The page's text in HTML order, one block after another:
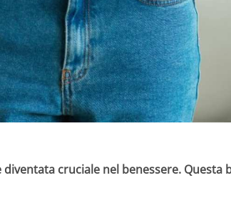
cruciale nel benessere. Questa